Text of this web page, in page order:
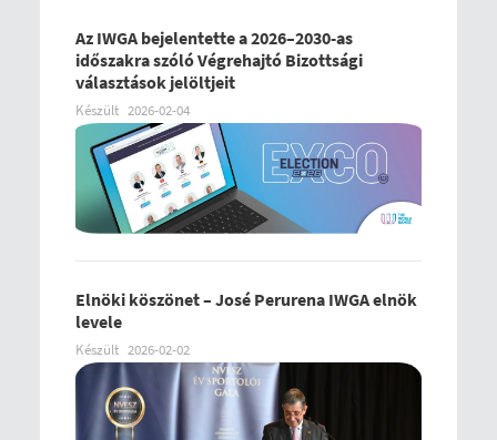
Az IWGA bejelentette a 2026–2030-as
időszakra szóló Végrehajtó Bizottsági
választások jelöltjeit
Készült 2026-02-04
Elnöki köszönet – José Perurena IWGA elnök
levele
Készült 2026-02-02